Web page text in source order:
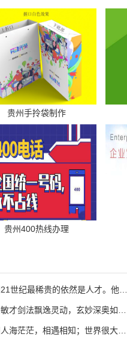
贵州手拎袋制作
贵州400热线办理
贵州人海茫茫，相遇相知；世界很大，新的陌路人需要结识；...